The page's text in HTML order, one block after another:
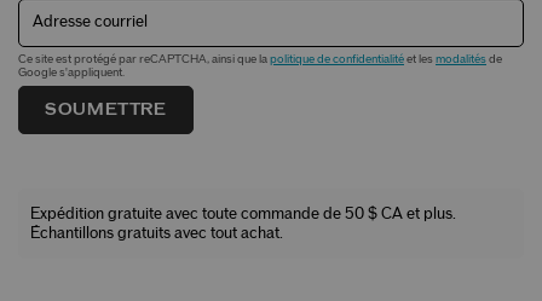
Adresse courriel
Ce site est protégé par reCAPTCHA, ainsi que la politique de confidentialité et les modalités de
Google s'appliquent.
SOUMETTRE
Expédition gratuite avec toute commande de 50 $ CA et plus.
Échantillons gratuits avec tout achat.